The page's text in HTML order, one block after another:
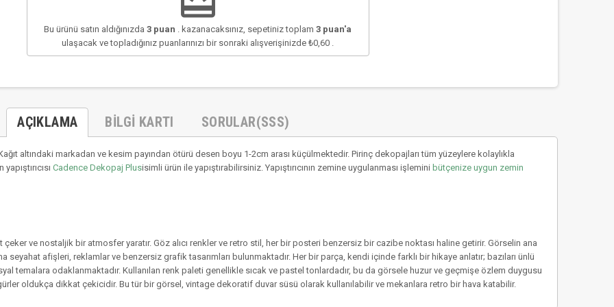
Bu ürünü satın aldığınızda3 puan . kazanacaksınız, sepetiniz toplam3 puan'a
ulaşacak ve topladığınız puanlarınızı bir sonraki alışverişinizde₺0,60
AÇIKLAMA BILGI KARTI SORULAR(SSS)
altındaki markadan ve kesim payından ötürü desen boyu 1-2cm arası küçülmektedir. Pirinç dekopajları tüm yüzeylere kolaylıkla
Cadence Dekopaj Plusisimli ürün ile yapıştırabilirsiniz. Yapıştırıcının zemine uygulanması işlemini bütçenize uygun zemin
ve nostaljik bir atmosfer yaratır. Göz alıcı renkler ve retro stil, her bir posteri benzersiz bir cazibe noktası haline getirir. Görselin ana
seyahat afişleri, reklamlar ve benzersiz grafik tasarımları bulunmaktadır. Her bir parça, kendi içinde farklı bir hikaye anlatır; bazıları ünlü
temalara odaklanmaktadır. Kullanılan renk paleti genellikle sıcak ve pastel tonlardadır, bu da görsele huzur ve geçmişe özlem duygusu
oldukça dikkat çekicidir. Bu tür bir görsel, vintage dekoratif duvar süsü olarak kullanılabilir ve mekanlara retro bir hava katabilir.